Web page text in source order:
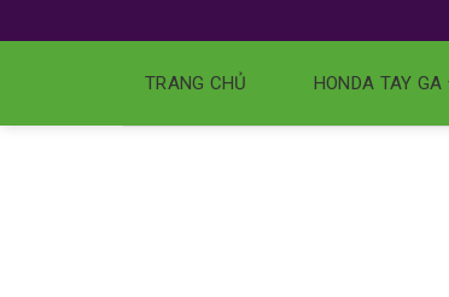
TRANG CHỦ HONDA TAY GA